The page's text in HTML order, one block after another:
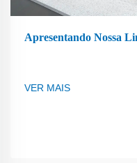
Apresentando Nossa
VER MAIS